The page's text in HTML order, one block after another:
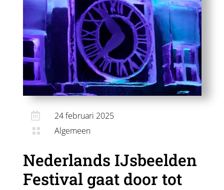
 24 februari 2025
 Algemeen
Nederlands IJsbeelden
Festival gaat door tot